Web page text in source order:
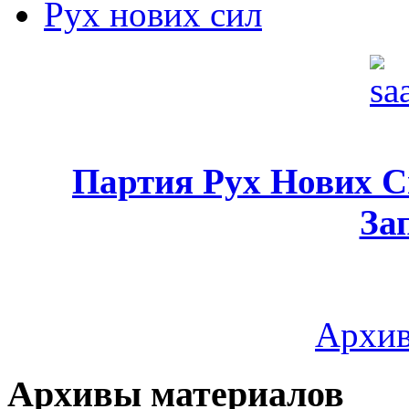
Рух нових сил
Партия Рух Нових
Архивы материалов